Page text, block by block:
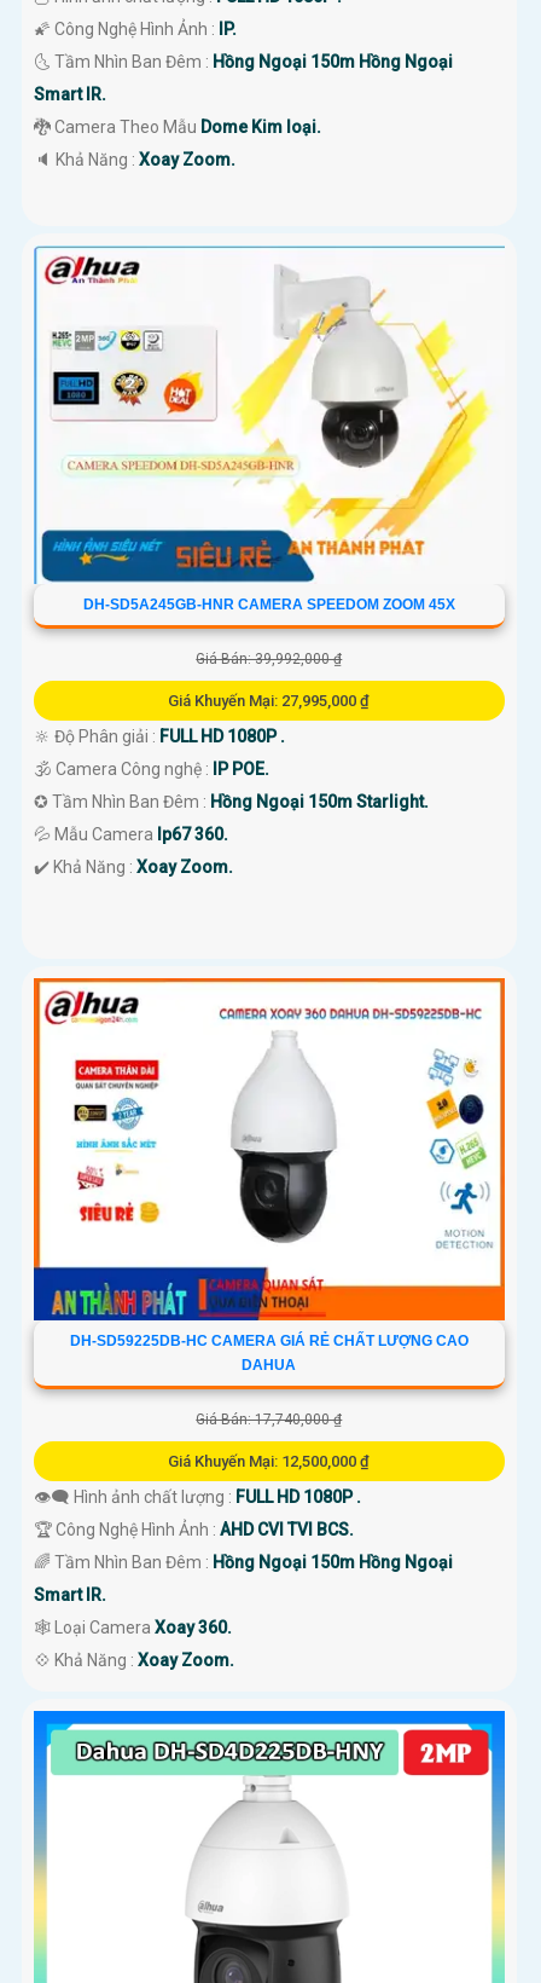
🌠 Công Nghệ Hình Ảnh :
IP.
🌜 Tầm Nhìn Ban Đêm : Hồng Ngoại 150m Hồng Ngoại
Smart IR.
🐉️ Camera Theo Mẫu Dome Kim loại.
️🔈 Khả Năng : Xoay Zoom.
DH-SD5A245GB-HNR CAMERA SPEEDOM ZOOM 45X
Giá Bán: 39,992,000 ₫
Giá Khuyến Mại: 27,995,000 ₫
🔆 Độ Phân giải : FULL HD 1080P .
🕉️ Camera Công nghệ :
IP POE.
✪ Tầm Nhìn Ban Đêm : Hồng Ngoại 150m Starlight.
💦 Mẫu Camera Ip67 360.
️✔️ Khả Năng : Xoay Zoom.
DH-SD59225DB-HC CAMERA GIÁ RẺ CHẤT LƯỢNG CAO
DAHUA
Giá Bán: 17,740,000 ₫
Giá Khuyến Mại: 12,500,000 ₫
👁️‍🗨 Hình ảnh chất lượng : FULL HD 1080P .
🏆 Công Nghệ Hình Ảnh : AHD CVI TVI BCS.
🌈 Tầm Nhìn Ban Đêm : Hồng Ngoại 150m Hồng Ngoại
Smart IR.
🕸️ Loại Camera Xoay 360.
️💠 Khả Năng : Xoay Zoom.